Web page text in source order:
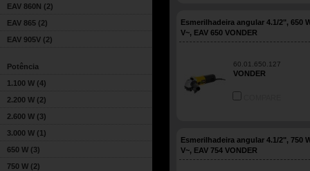
EAV 860N (2)
EAV 865 (2)
EAV 905V (2)
Potência
1.100 W (4)
2.200 W (2)
2.600 W (3)
3.000 W (1)
650 W (3)
750 W (2)
Esmerilhadeira angular 4.1/2", 650
V~, EAV 650 VONDER
60.01.650.127
VONDER
Esmerilhadeira angular 4.1/2", 750
V~, EAV 754 VONDER